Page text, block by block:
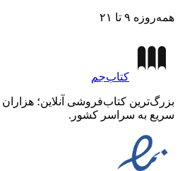
همه‌روزه ۹ تا ۲۱
کتاب‌جم
بزرگ‌ترین کتاب‌فروشی آنلاین؛
سریع به سراسر کشور.